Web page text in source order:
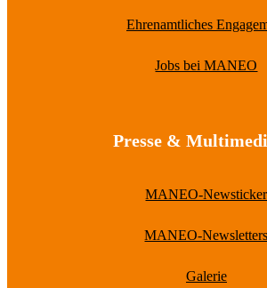
Ehrenamtliches
Jobs bei MANEO
Presse &
MANEO-Newsticker
MANEO-Newsletters
Galerie